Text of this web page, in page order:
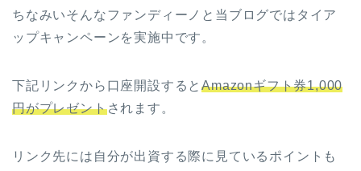
ちなみいそんなファンディーノと当ブログではタイア
ップキャンペーンを実施中です。
下記リンクから口座開設するとAmazonギフト券1,000
円がプレゼントされます。
リンク先には自分が出資する際に見ているポイントも